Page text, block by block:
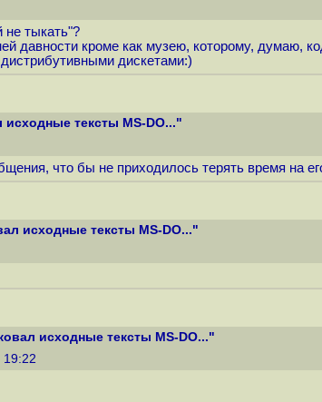
не тыкать"?
давности кроме как музею, которому, думаю,
дискетами:)
тексты MS-DO..."
что бы не приходилось терять время на
исходные тексты MS-DO..."
исходные тексты MS-DO..."